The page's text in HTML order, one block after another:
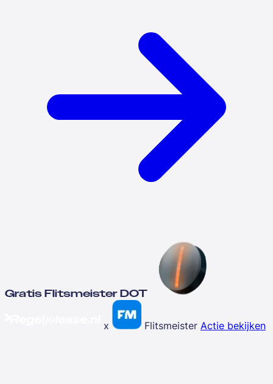
Gratis Flitsmeister DOT
x Flitsmeister Actie bekijken